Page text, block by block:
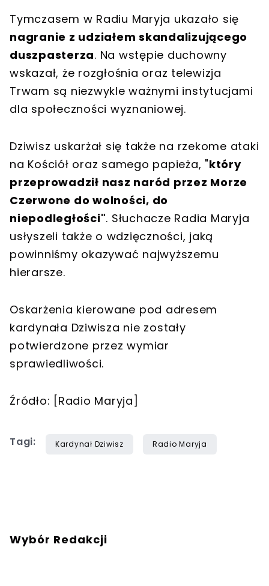
Tymczasem w Radiu Maryja ukazało się
nagranie z udziałem skandalizującego
duszpasterza. Na wstępie duchowny
wskazał, że rozgłośnia oraz telewizja
Trwam są niezwykle ważnymi instytucjami
dla społeczności wyznaniowej.
Dziwisz uskarżał się także na rzekome ataki
na Kościół oraz samego papieża, "który
przeprowadził nasz naród przez Morze
Czerwone do wolności, do
niepodległości". Słuchacze Radia Maryja
usłyszeli także o wdzięczności, jaką
powinniśmy okazywać najwyższemu
hierarsze.
Oskarżenia kierowane pod adresem
kardynała Dziwisza nie zostały
potwierdzone przez wymiar
sprawiedliwości.
Źródło: [Radio Maryja]
Tagi: Kardynał Dziwisz Radio Maryja
Wybór Redakcji